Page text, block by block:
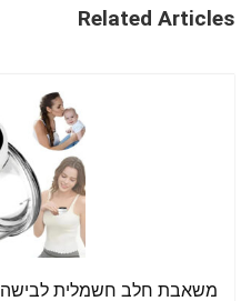
Related Articles
משאבת חלב חשמלית לבישה MAMJOY